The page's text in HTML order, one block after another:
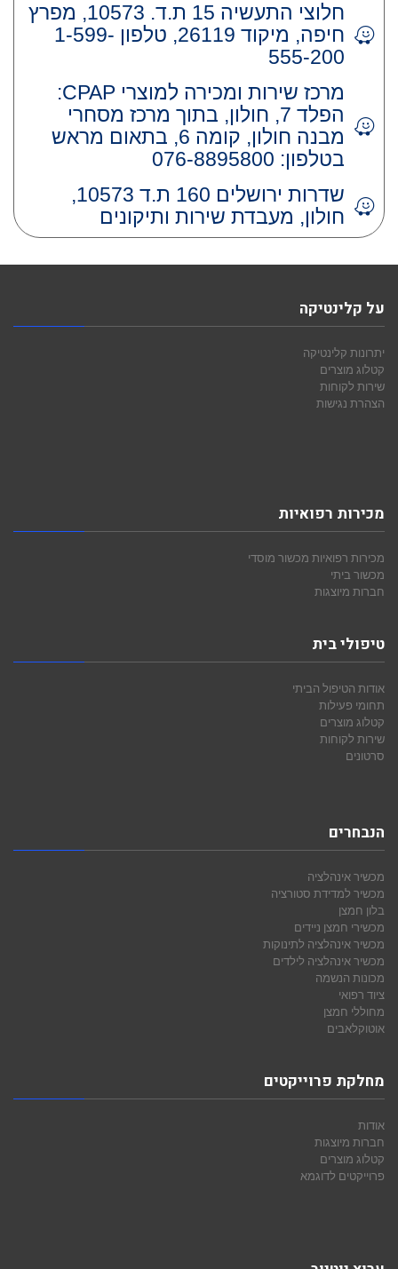
חלוצי התעשיה 15 ת.ד. 10573, מפרץ
חיפה, מיקוד 26119, טלפון 1-599-
555-200
מרכז שירות ומכירה למוצרי CPAP:
הפלד 7, חולון, בתוך מרכז מסחרי
מבנה חולון, קומה 6, בתאום מראש
בטלפון: 076-8895800
שדרות ירושלים 160 ת.ד 10573,
חולון, מעבדת שירות ותיקונים
על קלינטיקה
יתרונות קלינטיקה
קטלוג מוצרים
שירות לקוחות
הצהרת נגישות
מכירות רפואיות
מכירות רפואיות מכשור מוסדי
מכשור ביתי
חברות מיוצגות
טיפולי בית
אודות הטיפול הביתי
תחומי פעילות
קטלוג מוצרים
שירות לקוחות
סרטונים
הנבחרים
מכשיר אינהלציה
מכשיר למדידת סטורציה
בלון חמצן
מכשירי חמצן ניידים
מכשיר אינהלציה לתינוקות
מכשיר אינהלציה לילדים
מכונות הנשמה
ציוד רפואי
מחוללי חמצן
אוטוקלאבים
מחלקת פרוייקטים
אודות
חברות מיוצגות
קטלוג מוצרים
פרוייקטים לדוגמא